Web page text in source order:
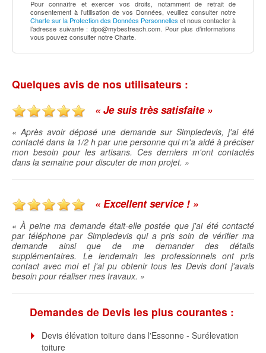
Pour connaître et exercer vos droits, notamment de retrait de
consentement à l’utilisation de vos Données, veuillez consulter notre
Charte sur la Protection des Données Personnelles et nous contacter à
l’adresse suivante : dpo@mybestreach.com. Pour plus d’informations
vous pouvez consulter notre Charte.
Quelques avis de nos utilisateurs :
« Je suis très satisfaite »
« Après avoir déposé une demande sur Simpledevis, j'ai été
contacté dans la 1/2 h par une personne qui m'a aidé à préciser
mon besoin pour les artisans. Ces derniers m'ont contactés
dans la semaine pour discuter de mon projet. »
« Excellent service ! »
« À peine ma demande était-elle postée que j'ai été contacté
par téléphone par Simpledevis qui a pris soin de vérifier ma
demande ainsi que de me demander des détails
supplémentaires. Le lendemain les professionnels ont pris
contact avec moi et j'ai pu obtenir tous les Devis dont j'avais
besoin pour réaliser mes travaux. »
Demandes de Devis les plus courantes :
Devis élévation toiture dans l'Essonne - Surélevation
toiture